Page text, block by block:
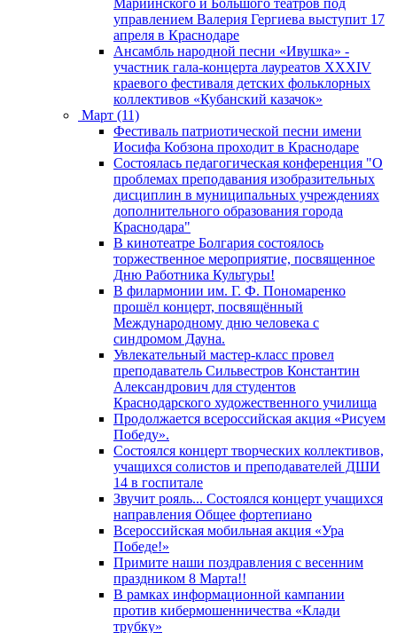
управлением Валерия Гергиева выступит 17
апреля в Краснодаре
Ансамбль народной песни «Ивушка» -
участник гала-концерта лауреатов XXXIV
краевого фестиваля детских фольклорных
коллективов «Кубанский казачок»
Март (11)
Фестиваль патриотической песни имени
Иосифа Кобзона проходит в Краснодаре
Состоялась педагогическая конференция "О
проблемах преподавания изобразительных
дисциплин в муниципальных учреждениях
дополнительного образования города
Краснодара"
В кинотеатре Болгария состоялось
торжественное мероприятие, посвященное
Дню Работника Культуры!
В филармонии им. Г. Ф. Пономаренко
прошёл концерт, посвящённый
Международному дню человека с
синдромом Дауна.
Увлекательный мастер-класс провел
преподаватель Сильвестров Константин
Александрович для студентов
Краснодарского художественного училища
Продолжается всероссийская акция «Рисуем
Победу».
Состоялся концерт творческих коллективов,
учащихся солистов и преподавателей ДШИ
14 в госпитале
Звучит рояль... Состоялся концерт учащихся
направления Общее фортепиано
Всероссийская мобильная акция «Ура
Победе!»
Примите наши поздравления с весенним
праздником 8 Марта!!
В рамках информационной кампании
против кибермошенничества «Клади
трубку»